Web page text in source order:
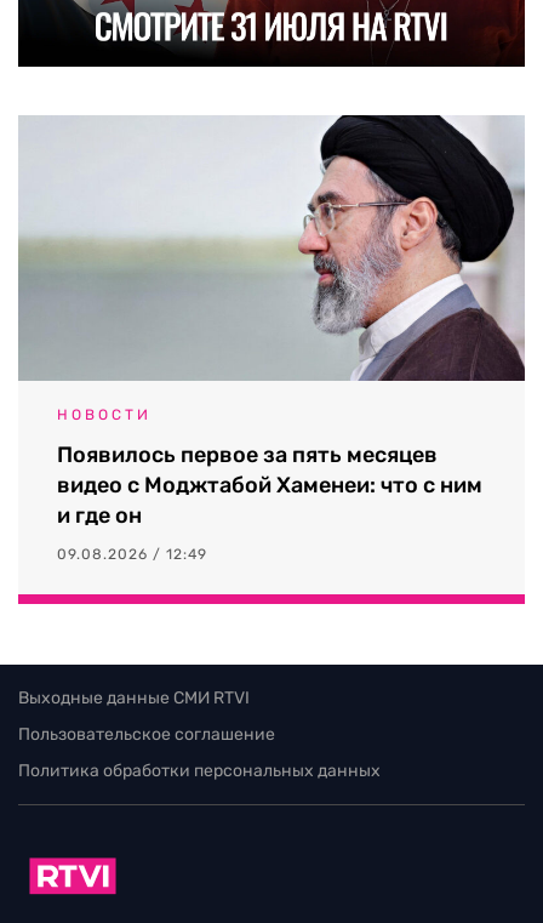
НОВОСТИ
Появилось первое за пять месяцев
видео с Моджтабой Хаменеи: что с ним
и где он
09.08.2026 / 12:49
Выходные данные СМИ RTVI
Пользовательское соглашение
Политика обработки персональных данных